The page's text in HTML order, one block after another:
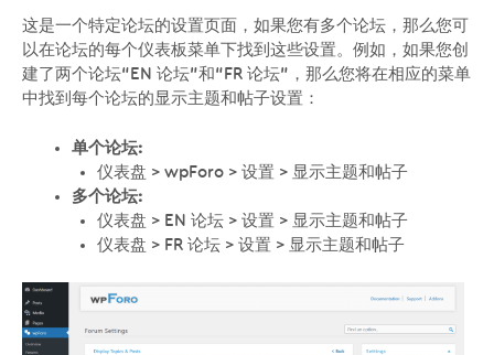
这是一个特定论坛的设置页面，如果您有多个论坛，那么您可
以在论坛的每个仪表板菜单下找到这些设置。例如，如果您创
建了两个论坛“EN 论坛”和“FR 论坛”，那么您将在相应的菜单
中找到每个论坛的显示主题和帖子设置：
单个论坛:
仪表盘 > wpForo > 设置 > 显示主题和帖子
多个论坛:
仪表盘 > EN 论坛 > 设置 > 显示主题和帖子
仪表盘 > FR 论坛 > 设置 > 显示主题和帖子